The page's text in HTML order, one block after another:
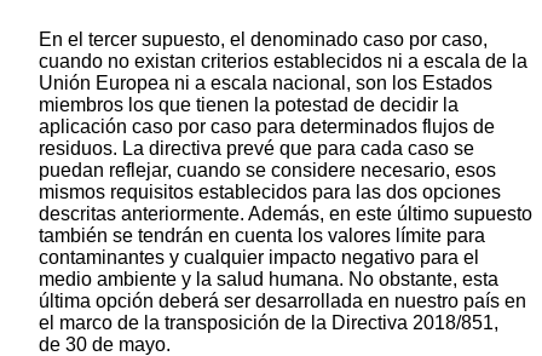
En el tercer supuesto, el denominado caso por caso,
cuando no existan criterios establecidos ni a escala de la
Unión Europea ni a escala nacional, son los Estados
miembros los que tienen la potestad de decidir la
aplicación caso por caso para determinados flujos de
residuos. La directiva prevé que para cada caso se
puedan reflejar, cuando se considere necesario, esos
mismos requisitos establecidos para las dos opciones
descritas anteriormente. Además, en este último supuesto
también se tendrán en cuenta los valores límite para
contaminantes y cualquier impacto negativo para el
medio ambiente y la salud humana. No obstante, esta
última opción deberá ser desarrollada en nuestro país en
el marco de la transposición de la Directiva 2018/851,
de 30 de mayo.